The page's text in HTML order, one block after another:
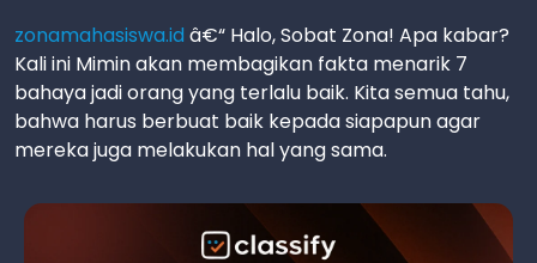
zonamahasiswa.id â€“ Halo, Sobat Zona! Apa kabar?
Kali ini Mimin akan membagikan fakta menarik 7
bahaya jadi orang yang terlalu baik. Kita semua tahu,
bahwa harus berbuat baik kepada siapapun agar
mereka juga melakukan hal yang sama.